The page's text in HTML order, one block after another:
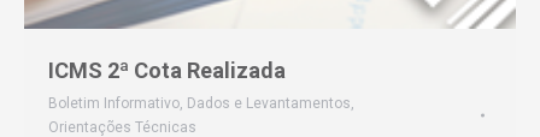
ICMS 2ª Cota Realizada
Boletim Informativo, Dados e Levantamentos,
Orientações Técnicas